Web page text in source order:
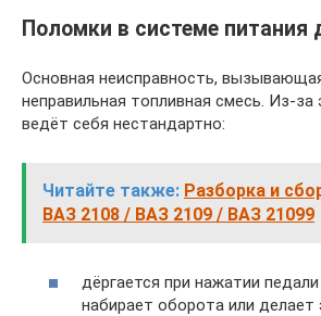
Поломки в системе питания
Основная неисправность,
неправильная топливная смесь.
ведёт себя нестандартно:
Читайте также: Разборка и
ВАЗ 2108 / ВАЗ 2109 / ВАЗ 21099
дёргается при нажатии педали
набирает оборота или делает